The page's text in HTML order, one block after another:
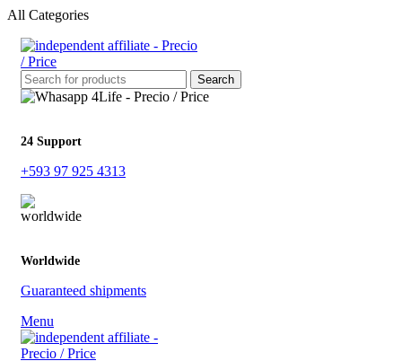
All Categories
Search
24 Support
+593 97 925 4313
Worldwide
Guaranteed shipments
Menu